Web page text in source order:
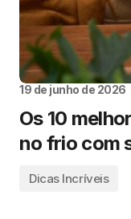
19 de junho de 2026
Os 10
no frio com
Dicas Incríveis